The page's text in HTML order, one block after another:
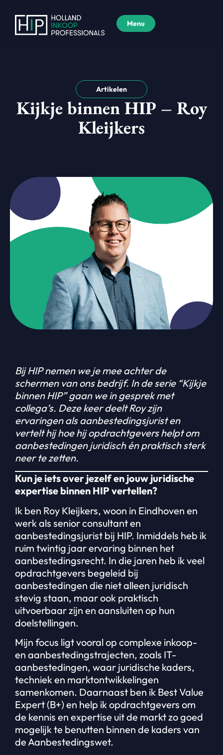
Menu
Artikelen
Kijkje binnen HIP – Roy
Kleijkers
Bij HIP nemen we je mee achter de
schermen van ons bedrijf. In de serie “Kijkje
binnen HIP” gaan we in gesprek met
collega’s. Deze keer deelt Roy zijn
ervaringen als aanbestedingsjurist en
vertelt hij hoe hij opdrachtgevers helpt om
aanbestedingen juridisch én praktisch sterk
neer te zetten.
Kun je iets over jezelf en jouw juridische
expertise binnen HIP vertellen?
Ik ben Roy Kleijkers, woon in Eindhoven en
werk als senior consultant en
aanbestedingsjurist bij HIP. Inmiddels heb ik
ruim twintig jaar ervaring binnen het
aanbestedingsrecht. In die jaren heb ik veel
opdrachtgevers begeleid bij
aanbestedingen die niet alleen juridisch
stevig staan, maar ook praktisch
uitvoerbaar zijn en aansluiten op hun
doelstellingen.
Mijn focus ligt vooral op complexe inkoop-
en aanbestedingstrajecten, zoals IT-
aanbestedingen, waar juridische kaders,
techniek en marktontwikkelingen
samenkomen. Daarnaast ben ik Best Value
Expert (B+) en help ik opdrachtgevers om
de kennis en expertise uit de markt zo goed
mogelijk te benutten binnen de kaders van
de Aanbestedingswet.